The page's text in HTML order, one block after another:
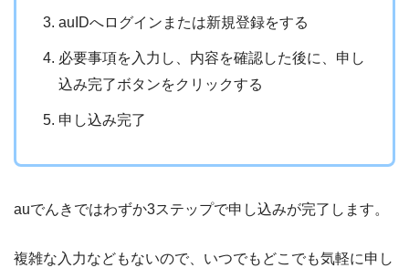
auIDへログインまたは新規登録をする
必要事項を入力し、内容を確認した後に、申し
込み完了ボタンをクリックする
申し込み完了
auでんきではわずか3ステップで申し込みが完了します。
複雑な入力などもないので、いつでもどこでも気軽に申し